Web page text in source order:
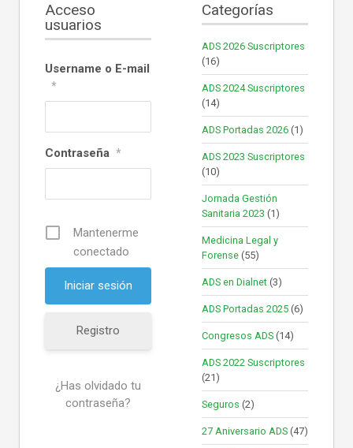
Acceso
usuarios
Username o E-mail
*
Contraseña *
Mantenerme
conectado
Registro
¿Has olvidado tu
contraseña?
Categorías
ADS 2026 Suscriptores
(16)
ADS 2024 Suscriptores
(14)
ADS Portadas 2026 (1)
ADS 2023 Suscriptores
(10)
Jornada Gestión
Sanitaria 2023 (1)
Medicina Legal y
Forense (55)
ADS en Dialnet (3)
ADS Portadas 2025 (6)
Congresos ADS (14)
ADS 2022 Suscriptores
(21)
Seguros (2)
27 Aniversario ADS (47)